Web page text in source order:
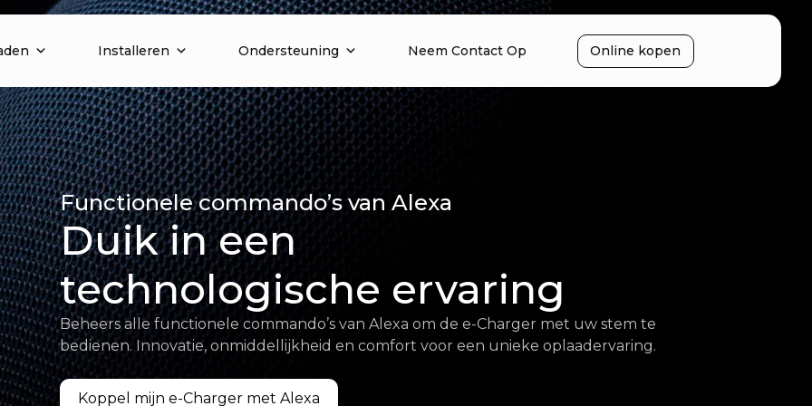
Installeren Ondersteuning Neem Contact Op Online kopen
Functionele commando’s van Alexa
Duik in een
technologische ervaring
Beheers alle functionele commando’s van Alexa om de e-Charger met uw stem te
bedienen. Innovatie, onmiddellijkheid en comfort voor een unieke oplaadervaring.
Koppel mijn e-Charger met Alexa